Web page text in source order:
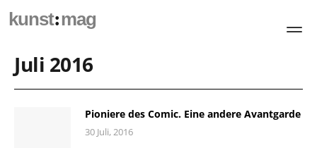
kunst:mag
Juli 2016
Pioniere des Comic. Eine andere Avantgarde
30 Juli, 2016